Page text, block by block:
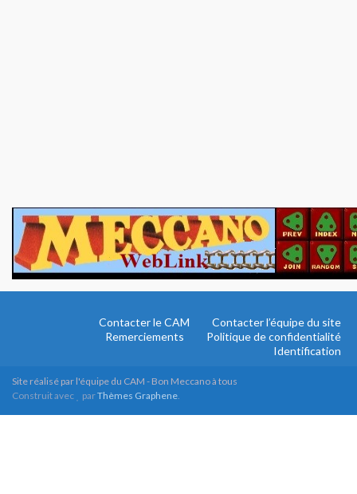
Contacter le CAM
Contacter l’équipe du site
Remerciements
Politique de confidentialité
Identification
Site réalisé par l'équipe du CAM - Bon Meccano à tous
Construit avec
parThèmes Graphene